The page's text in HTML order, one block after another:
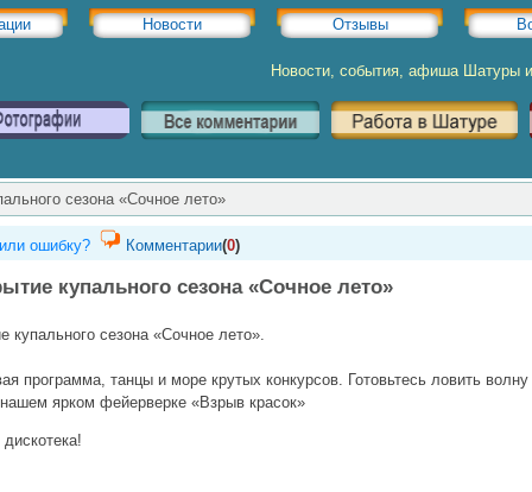
Новости Отзывы
Новости, события, афиша Шатуры
сезона «Сочное лето»
ошибку? Комментарии(0)
купального сезона «Сочное лето»
купального сезона «Сочное лето».
программа, танцы и море крутых конкурсов. Готовьтесь ловить волну
ярком фейерверке «Взрыв красок»